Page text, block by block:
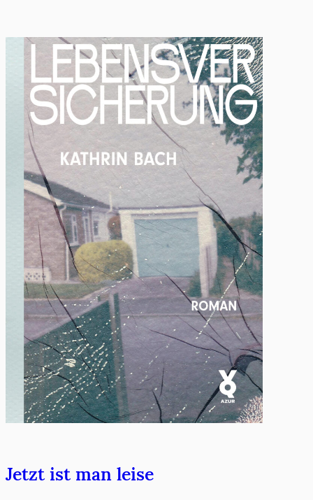
Jetzt ist man leise